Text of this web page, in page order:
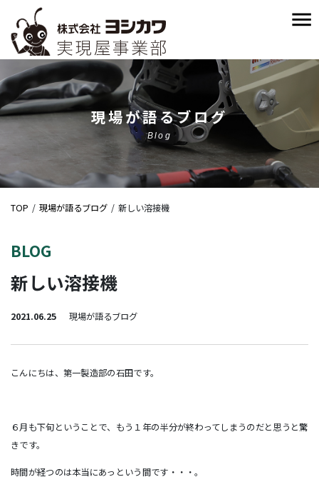
現場が語るブログ
Blog
TOP 現場が語るブログ 新しい溶接機
BLOG
新しい溶接機
2021.06.25 現場が語るブログ
こんにちは、第一製造部の石田です。
６月も下旬ということで、もう１年の半分が終わってしまうのだと思うと驚
きです。
時間が経つのは本当にあっという間です・・・。